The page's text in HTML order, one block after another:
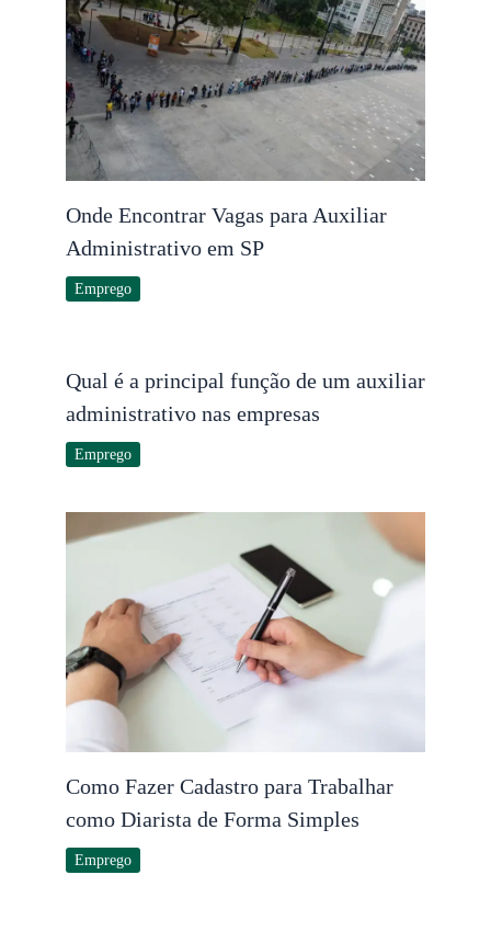
Onde Encontrar Vagas para Auxiliar
Administrativo em SP
Emprego
Qual é a principal função de um auxiliar
administrativo nas empresas
Emprego
Como Fazer Cadastro para Trabalhar
como Diarista de Forma Simples
Emprego